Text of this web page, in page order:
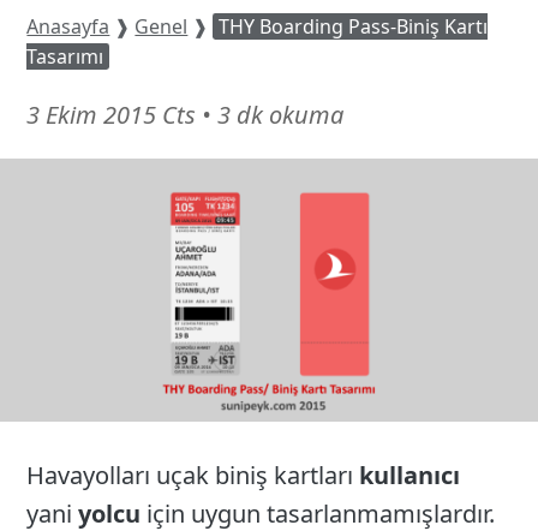
Anasayfa ❱ Genel ❱ THY Boarding Pass-Biniş Kartı
Tasarımı
3 Ekim 2015 Cts 17
Şubat
26
• 3 dk okuma
Havayolları uçak biniş kartları kullanıcı
yaniyolcu için uygun tasarlanmamışlardır.